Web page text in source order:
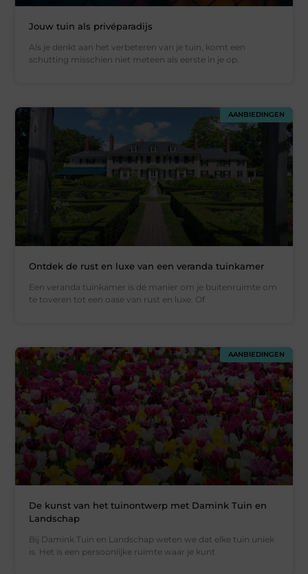
Jouw tuin als privéparadijs
Als je denkt aan het verbeteren van je tuin, komt een
schutting misschien niet meteen als eerste in je op.
AANBIEDINGEN
Ontdek de rust en luxe van een veranda tuinkamer
Een veranda tuinkamer is dé manier om je buitenruimte om
te toveren tot een oase van rust en luxe. Of
AANBIEDINGEN
De kunst van het tuinontwerp met Damink Tuin en
Landschap
Bij Damink Tuin en Landschap weten we dat elke tuin uniek
is. Het is een persoonlijke ruimte waar je kunt